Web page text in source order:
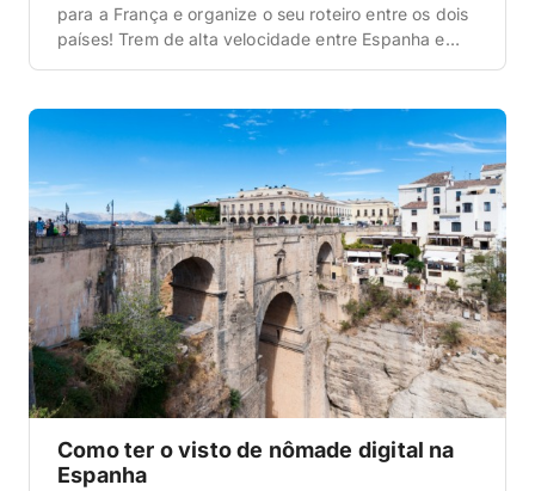
para a França e organize o seu roteiro entre os dois
países! Trem de alta velocidade entre Espanha e
velocidade que unem importantes cidades dos dois
países. Essa opção […]
Como ter o visto de nômade digital na
Espanha